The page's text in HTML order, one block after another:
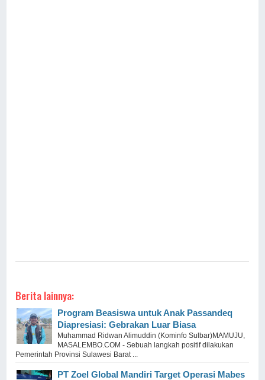
Berita lainnya:
Program Beasiswa untuk Anak Passandeq
Diapresiasi: Gebrakan Luar Biasa
Muhammad Ridwan Alimuddin (Kominfo Sulbar)MAMUJU,
MASALEMBO.COM - Sebuah langkah positif dilakukan
Pemerintah Provinsi Sulawesi Barat ...
PT Zoel Global Mandiri Target Operasi Mabes